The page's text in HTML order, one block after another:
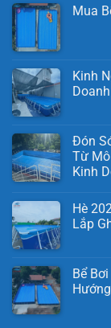
Mua
Kinh
Đón
Từ
Kinh
Hè
Lắp
Bể